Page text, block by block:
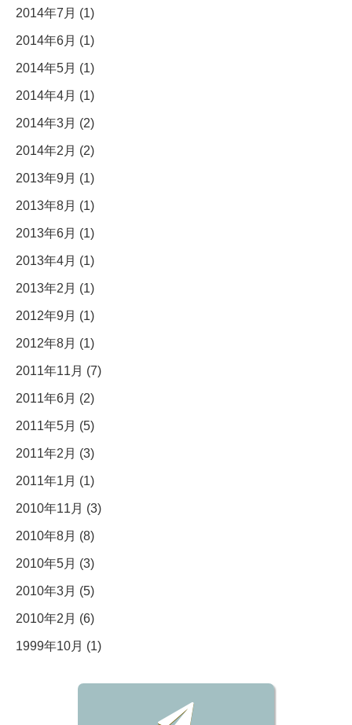
2014年7月 (1)
2014年6月 (1)
2014年5月 (1)
2014年4月 (1)
2014年3月 (2)
2014年2月 (2)
2013年9月 (1)
2013年8月 (1)
2013年6月 (1)
2013年4月 (1)
2013年2月 (1)
2012年9月 (1)
2012年8月 (1)
2011年11月 (7)
2011年6月 (2)
2011年5月 (5)
2011年2月 (3)
2011年1月 (1)
2010年11月 (3)
2010年8月 (8)
2010年5月 (3)
2010年3月 (5)
2010年2月 (6)
1999年10月 (1)